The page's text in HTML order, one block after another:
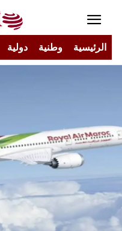
الرئيسية وطنية دولية